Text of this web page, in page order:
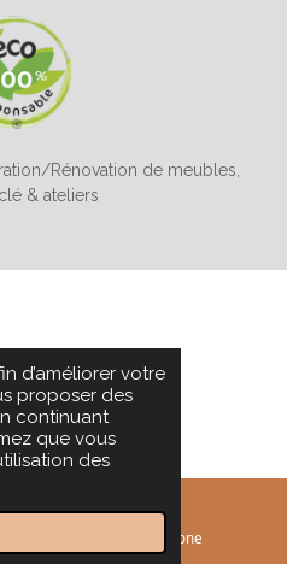
d’améliorer votre
proposer des
continuant
que vous
des
Rénovation de meubles,
& ateliers
Téléphone